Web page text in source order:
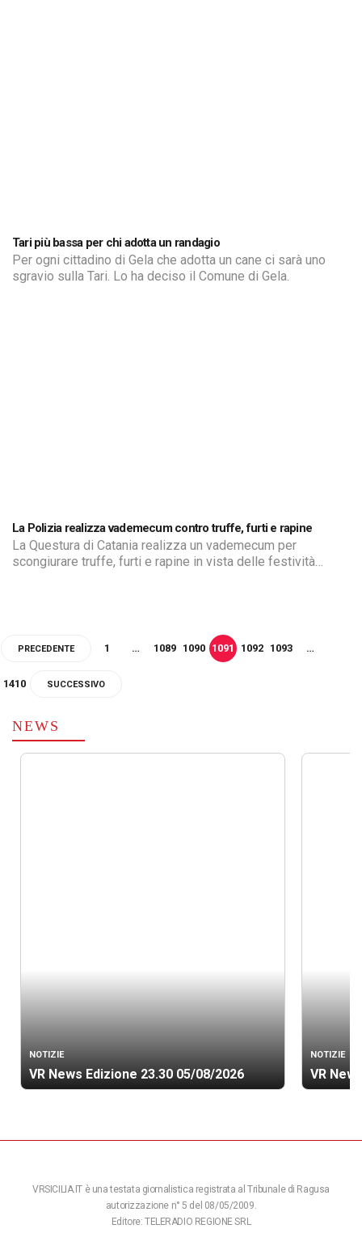
Tari più bassa per chi adotta un randagio
Per ogni cittadino di Gela che adotta un cane ci sarà uno
sgravio sulla Tari. Lo ha deciso il Comune di Gela.
La Polizia realizza vademecum contro truffe, furti e rapine
La Questura di Catania realizza un vademecum per
scongiurare truffe, furti e rapine in vista delle festività
PRECEDENTE 1 … 1089 1090 1091 1092 1093 …
1410 SUCCESSIVO
NEWS
NOTIZIE
VR News Edizione 23.30 05/08/2026
NOTIZIE
VR
VRSICILIA.IT è una testata giornalistica registrata al Tribunale di Ragusa
autorizzazione n° 5 del 08/05/2009.
Editore: TELERADIO REGIONE SRL